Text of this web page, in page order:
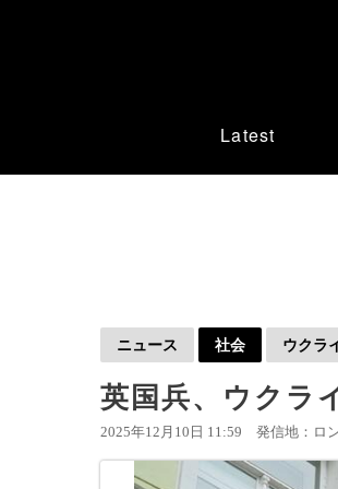
Latest
ニュース 社会 ウクラ
英国兵、ウクラ
2025年12月10日 11:59 発信地：ロ